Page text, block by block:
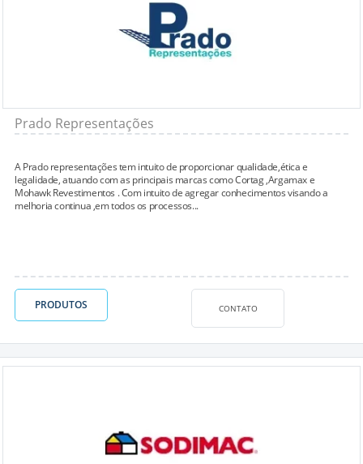
Prado Representações
A Prado representações tem intuito de proporcionar qualidade,ética e
legalidade, atuando com as principais marcas como Cortag ,Argamax e
Mohawk Revestimentos . Com intuito de agregar conhecimentos visando a
melhoria continua ,em todos os processos...
PRODUTOS CONTATO